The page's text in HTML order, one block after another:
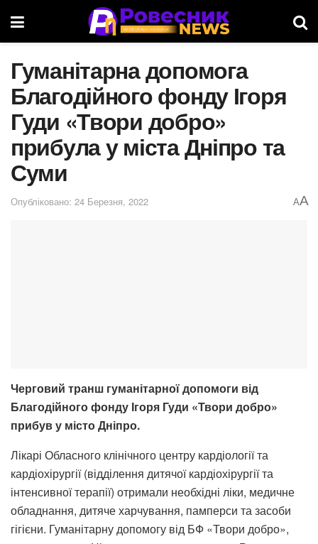
Гуманітарна допомога
Благодійного фонду Ігоря
Гуди «Твори добро»
прибула у міста Дніпро та
Суми
Опубліковано: 24 Березня, 2022 AA
Черговий транш гуманітарної допомоги від
Благодійного фонду Ігоря Гуди «Твори добро»
прибув у місто Дніпро.
Лікарі Обласного клінічного центру кардіології та
кардіохірургії (відділення дитячої кардіохірургії та
інтенсивної терапії) отримали необхідні ліки, медичне
обладнання, дитяче харчування, памперси та засоби
гігієни. Гуманітарну допомогу від БФ «Твори добро»,